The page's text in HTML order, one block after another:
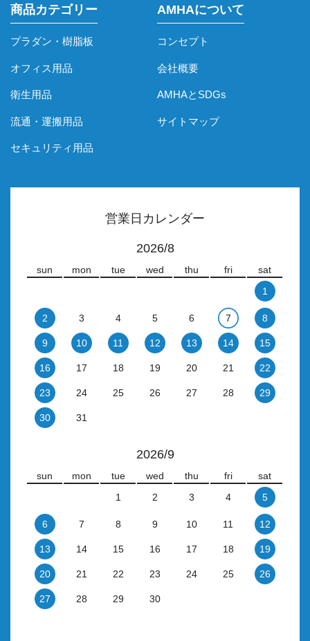
商品カテゴリー
プラダン・樹脂板
オフィス用品
衛生用品
流通・運搬用品
セキュリティ用品
AMHAについて
コンセプト
会社概要
AMHAとSDGs
サイトマップ
営業日カレンダー
2026/8
sun mon tue wed thu fri
sat
1
2 3 4 5 6 7 8
9 10 11 12 13 14 15
16 17 18 19 20 21 22
23 24 25 26 27 28 29
30 31
2026/9
sun mon tue wed thu fri
sat
1
2 3 4 5
6 7 8 9 10 11 12
13 14 15 16 17 18 19
20 21 22 23 24 25 26
27 28 29 30